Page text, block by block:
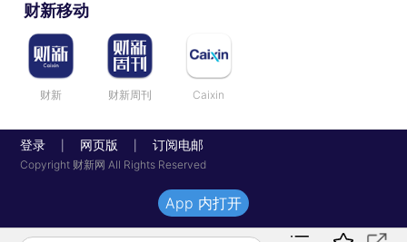
财新移动
财新 财新周刊 Caixin
登录 网页版 订阅电邮
Copyright 财新网 All Rights Reserved
App 内打开